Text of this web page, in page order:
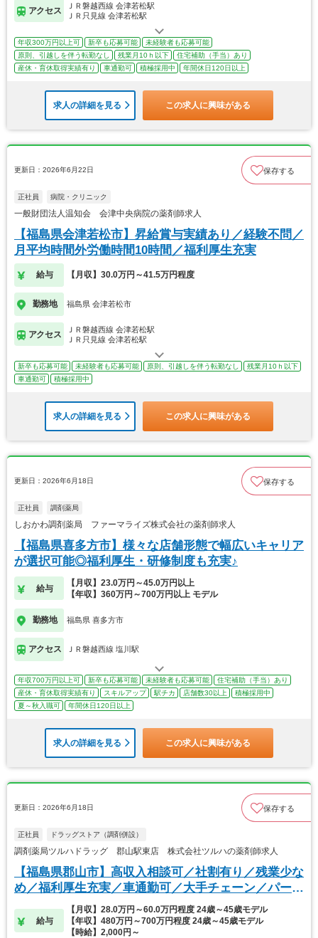
アクセス
ＪＲ磐越西線 会津若松駅
ＪＲ只見線 会津若松駅
年収300万円以上可 新卒も応募可能
未経験者も応募可能
原則、引越しを伴う転勤なし
残業月10ｈ以下
住宅補助（手当）あり
産休・育休取得実績有り
車通勤可 積極採用中 年間休日120日以上
求人の詳細を見る この求人に興味がある
更新日：2026年6月22日 保存する
正社員 病院・クリニック
一般財団法人温知会 会津中央病院の薬剤師求人
【福島県会津若松市】昇給賞与実績あり／経験不問／
月平均時間外労働時間10時間／福利厚生充実
給与 【月収】30.0万円～41.5万円程度
勤務地 福島県 会津若松市
アクセス
ＪＲ磐越西線 会津若松駅
ＪＲ只見線 会津若松駅
新卒も応募可能 未経験者も応募可能 原則、引越しを伴う転勤なし
残業月10ｈ以下
車通勤可
積極採用中
求人の詳細を見る この求人に興味がある
更新日：2026年6月18日 保存する
正社員 調剤薬局
しおかわ調剤薬局 ファーマライズ株式会社の薬剤師求人
【福島県喜多方市】様々な店舗形態で幅広いキャリア
が選択可能◎福利厚生・研修制度も充実♪
給与
【月収】23.0万円～45.0万円以上
【年収】360万円～700万円以上 モデル
勤務地 福島県 喜多方市
アクセス ＪＲ磐越西線 塩川駅
年収700万円以上可 新卒も応募可能 未経験者も応募可能
住宅補助（手当）あり
産休・育休取得実績有り
スキルアップ 駅チカ 店舗数30以上
積極採用中
夏～秋入職可
年間休日120日以上
求人の詳細を見る この求人に興味がある
更新日：2026年6月18日 保存する
正社員 ドラッグストア（調剤併設）
調剤薬局ツルハドラッグ 郡山駅東店 株式会社ツルハの薬剤師求人
【福島県郡山市】高収入相談可／社割有り／残業少な
め／福利厚生充実／車通勤可／大手チェーン／パート
給与
【月収】28.0万円～60.0万円程度 24歳～45歳モデル
【年収】480万円～700万円程度 24歳～45歳モデル
【時給】2,000円～